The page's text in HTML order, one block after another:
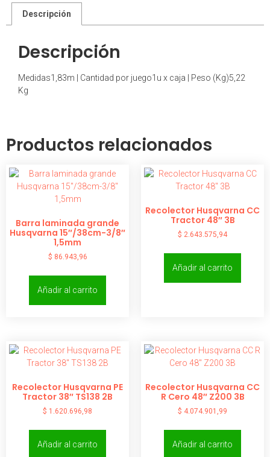
Descripción
Descripción
Medidas1,83m | Cantidad por juego1u x caja | Peso (Kg)5,22
Kg
Productos relacionados
Barra laminada grande
Husqvarna 15″/38cm-3/8″
1,5mm
$ 86.943,96
Añadir al carrito
Recolector Husqvarna CC
Tractor 48″ 3B
$ 2.643.575,94
Añadir al carrito
Recolector Husqvarna PE
Tractor 38″ TS138 2B
$ 1.620.696,98
Añadir al carrito
Recolector Husqvarna CC
R Cero 48″ Z200 3B
$ 4.074.901,99
Añadir al carrito